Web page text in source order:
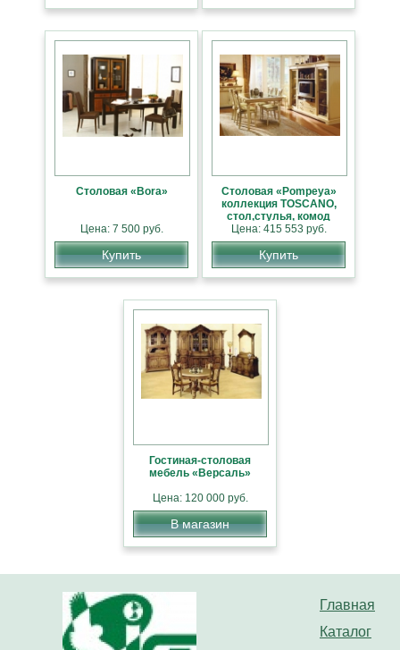
Столовая «Bora»
Цена: 7 500 руб.
Купить
Столовая «Pompeya»
коллекция TOSCANO,
стол,стулья, комод
Цена: 415 553 руб.
Купить
Гостиная-столовая
мебель «Версаль»
Цена: 120 000 руб.
В магазин
Главная
Каталог